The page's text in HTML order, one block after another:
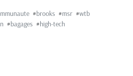
#brooks #msr #wtb
#bagages #high-tech